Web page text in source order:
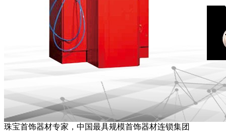
珠宝首饰器材专家，中国最具规模首饰器材连锁集团